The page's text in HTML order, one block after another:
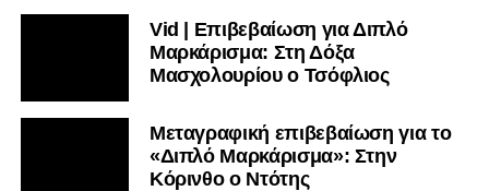
Vid | Επιβεβαίωση για Διπλό
Μαρκάρισμα: Στη Δόξα
Μασχολουρίου ο Τσόφλιος
Μεταγραφική επιβεβαίωση για το
«Διπλό Μαρκάρισμα»: Στην
Κόρινθο ο Ντότης